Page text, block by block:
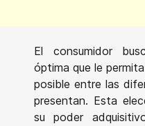
El consumidor
óptima que le
posible entre las
presentan. Esta
su poder